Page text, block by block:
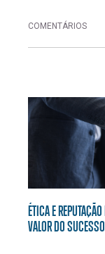
COMENTÁRIOS
ÉTICA E
VALOR DO SUCESSO